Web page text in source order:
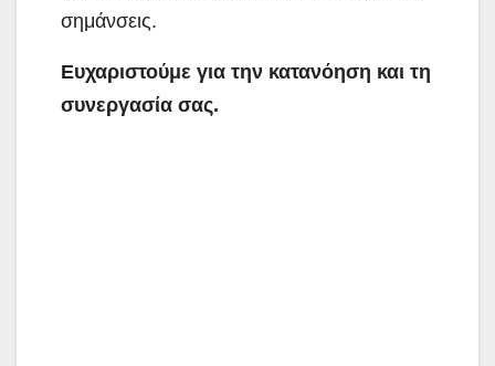
σημάνσεις.
Ευχαριστούμε για την κατανόηση και τη
συνεργασία σας.